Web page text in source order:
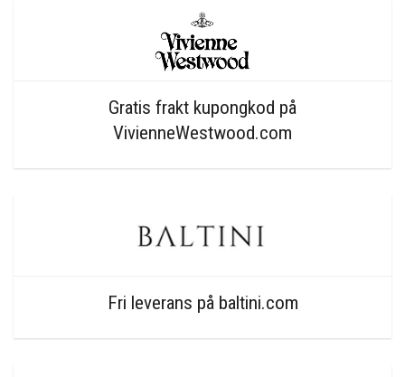
Gratis frakt kupongkod på
VivienneWestwood.com
Fri leverans på baltini.com